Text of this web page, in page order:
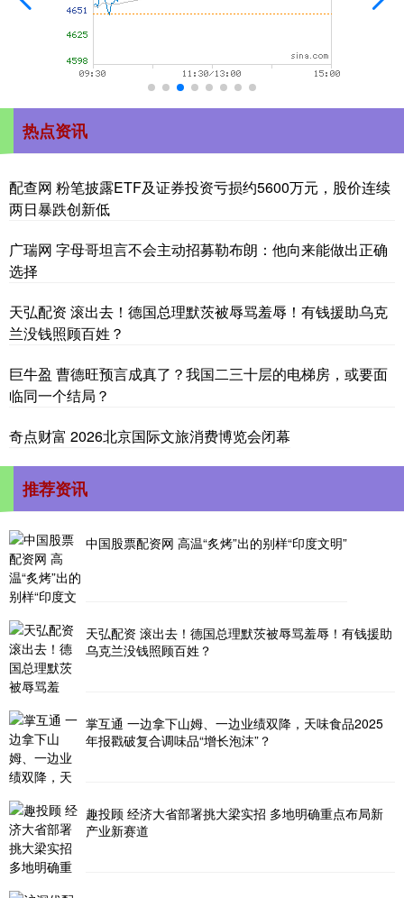
热点资讯
配查网 粉笔披露ETF及证券投资亏损约5600万元，股价连续
两日暴跌创新低
广瑞网 字母哥坦言不会主动招募勒布朗：他向来能做出正确
选择
天弘配资 滚出去！德国总理默茨被辱骂羞辱！有钱援助乌克
兰没钱照顾百姓？
巨牛盈 曹德旺预言成真了？我国二三十层的电梯房，或要面
临同一个结局？
奇点财富 2026北京国际文旅消费博览会闭幕
推荐资讯
中国股票配资网 高温“炙烤”出的别样“印度文明”
天弘配资 滚出去！德国总理默茨被辱骂羞辱！有钱援助
乌克兰没钱照顾百姓？
掌互通 一边拿下山姆、一边业绩双降，天味食品2025
年报戳破复合调味品“增长泡沫”？
趣投顾 经济大省部署挑大梁实招 多地明确重点布局新
产业新赛道